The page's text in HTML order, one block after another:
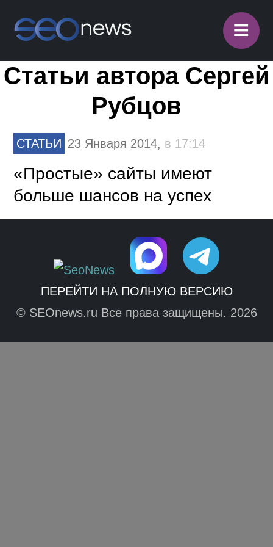
≡
Статьи автора Сергей
Рубцов
СТАТЬИ 23 Января 2014, в 17:14
«Простые» сайты имеют
больше шансов на успех
ПЕРЕЙТИ НА ПОЛНУЮ ВЕРСИЮ
© SEOnews.ru Все права защищены. 2026